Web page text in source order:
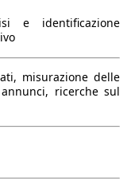
11kW
e identificazione
misurazione delle
ricerche sul